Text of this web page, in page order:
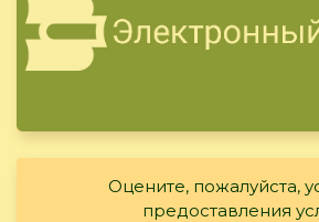
Оцените, пожалуйста,
предоставления